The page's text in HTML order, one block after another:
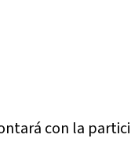
con la